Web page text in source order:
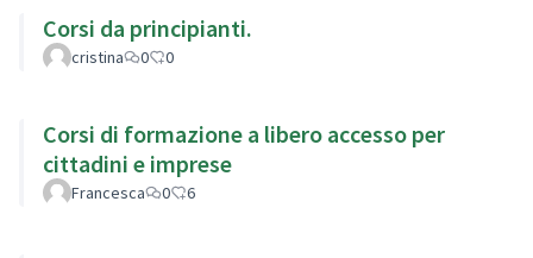
Corsi da principianti.
cristina 0 0
Corsi di formazione a libero accesso per
cittadini e imprese
Francesca 0 6